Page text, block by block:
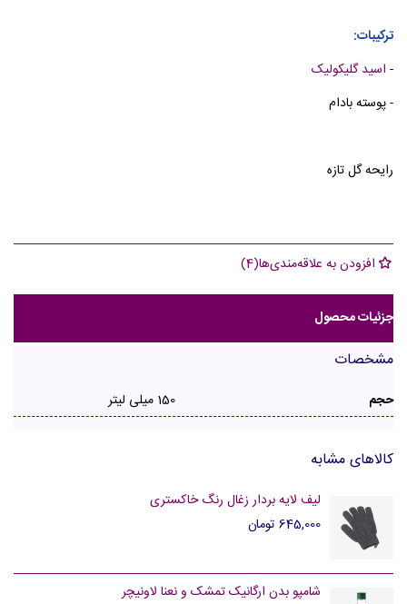
ترکیبات:
- اسید گلیکولیک
- پوسته بادام
رایحه گل تازه
افزودن به علاقه‌مندی‌ها(
4
)
جزئیات محصول
مشخصات
حجم 150 میلی لیتر
کالاهای مشابه
لیف لایه بردار زغال رنگ خاکستری
645,000 تومان
شامپو بدن ارگانیک تمشک و نعنا لاونیچر